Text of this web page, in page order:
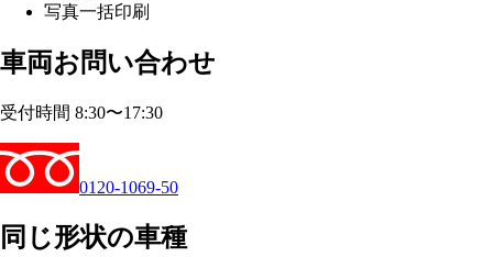
写真一括印刷
車両お問い合わせ
受付時間 8:30〜17:30
0120-1069-50
同じ形状の車種